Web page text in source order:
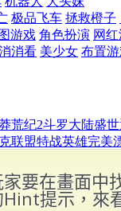
要在畫面中
提示，來